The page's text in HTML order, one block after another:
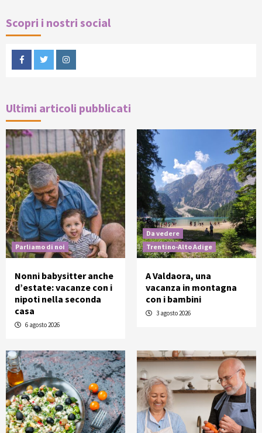
Scopri i nostri social
FacebookTwitterInstagram
Ultimi articoli pubblicati
Parliamo di noi
Nonni babysitter anche
d’estate: vacanze con i
nipoti nella seconda
casa
6 agosto 2026
Da vedere
Trentino-Alto Adige
A Valdaora, una
vacanza in montagna
con i bambini
3 agosto 2026